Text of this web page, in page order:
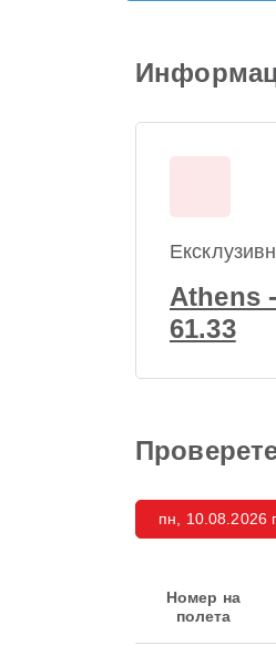
Athens
61.33
пн, 10.08.2026 г.
Номер на
полета